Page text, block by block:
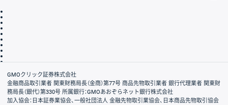
会社案内
GMOクリック証券株式会社
金融商品取引業者 関東財務局長（金商）第77号 商品先物取引業者 銀行代理業者 関東財
務局長（銀代）第330号 所属銀行：GMOあおぞらネット銀行株式会社
加入協会：日本証券業協会、一般社団法人 金融先物取引業協会、日本商品先物取引協会